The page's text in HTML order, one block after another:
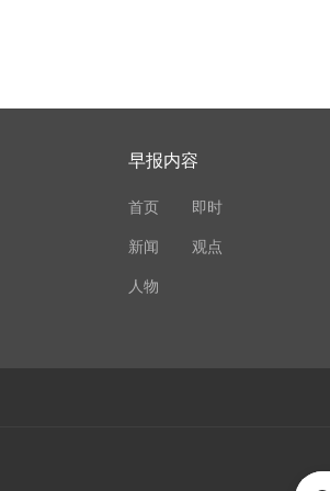
早报内容
首页 即时
新闻 观点
人物